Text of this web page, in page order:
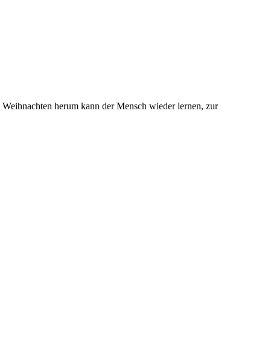
herum kann der Mensch wieder lernen, zur